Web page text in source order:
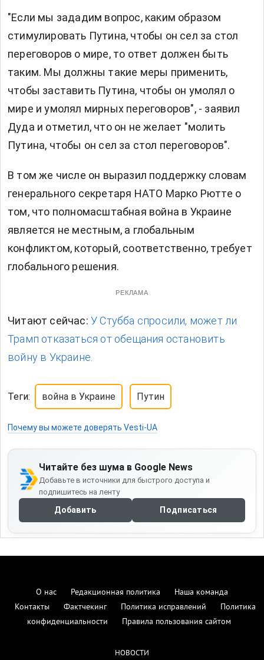
"Если мы зададим вопрос, каким образом
стимулировать Путина, чтобы он сел за стол
переговоров о мире, то ответ должен быть
таким. Мы должны такие меры применить,
чтобы заставить Путина, чтобы он умолял о
мире и умолял мирных переговоров", - заявил
Дуда и отметил, что он не желает "молить
Путина, чтобы он сел за стол переговоров".
В том же числе он выразил поддержку словам
генерального секретаря НАТО Марко Рютте о
том, что полномасштабная война в Украине
является не местным, а глобальным
конфликтом, который, соответственно, требует
глобального решения.
РЕКЛАМА
Читают сейчас: У Стубба спросили, может ли
Трамп отказаться от обещания остановить
войну в Украине.
Теги: война в Украине Путин
Почему вы можете доверять Vesti-UA
Читайте без шума в Google News
Добавьте в источники для быстрого доступа и
подпишитесь на ленту
Добавить Подписаться
О нас Редакционная политика
Наша команда
Контакты
Фактчекинг Политика исправлений
Политика
конфиденциальности
Правила пользования сайтом
НОВОСТИ